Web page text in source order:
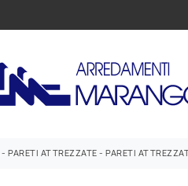
- PARETI ATTREZZATE - PARETI